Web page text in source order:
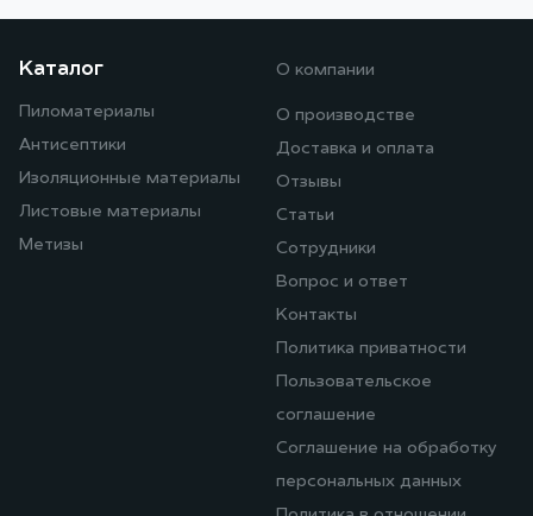
Каталог
Пиломатериалы
Антисептики
Изоляционные материалы
Листовые материалы
Метизы
О компании
О производстве
Доставка и оплата
Отзывы
Статьи
Сотрудники
Вопрос и ответ
Контакты
Политика приватности
Пользовательское
соглашение
Соглашение на обработку
персональных данных